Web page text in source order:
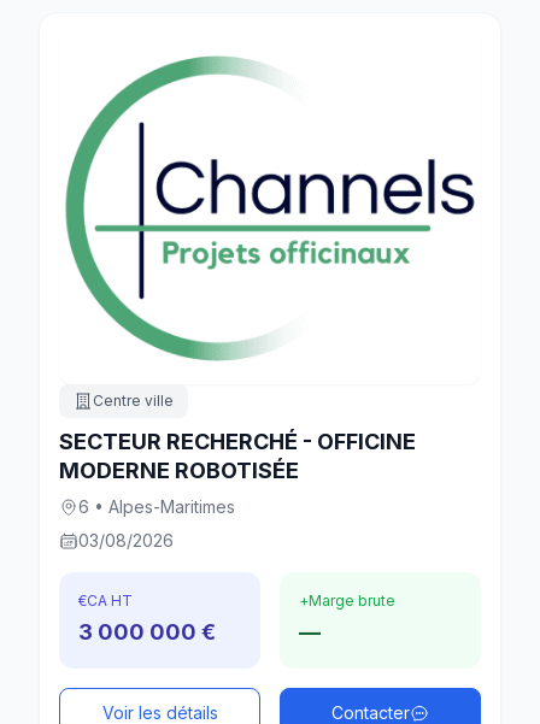
Centre ville
SECTEUR RECHERCHÉ - OFFICINE
MODERNE ROBOTISÉE
6 • Alpes-Maritimes
03/08/2026
€CA HT
3 000 000 €
+Marge brute
—
Voir les détails Contacter